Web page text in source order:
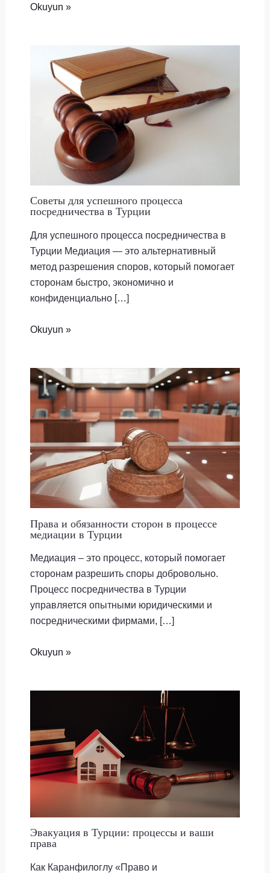
Okuyun »
Советы для успешного процесса
посредничества в Турции
Для успешного процесса посредничества в
Турции Медиация — это альтернативный
метод разрешения споров, который помогает
сторонам быстро, экономично и
конфиденциально […]
Okuyun »
Права и обязанности сторон в процессе
медиации в Турции
Медиация – это процесс, который помогает
сторонам разрешить споры добровольно.
Процесс посредничества в Турции
управляется опытными юридическими и
посредническими фирмами, […]
Okuyun »
Эвакуация в Турции: процессы и ваши
права
Как Каранфилоглу «Право и